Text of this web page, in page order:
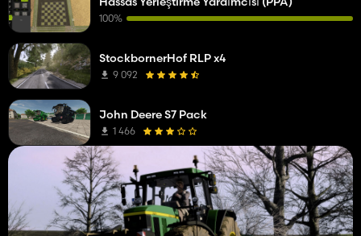
100%
StockbornerHof RLP x4
9 092
John Deere S7 Pack
1 466